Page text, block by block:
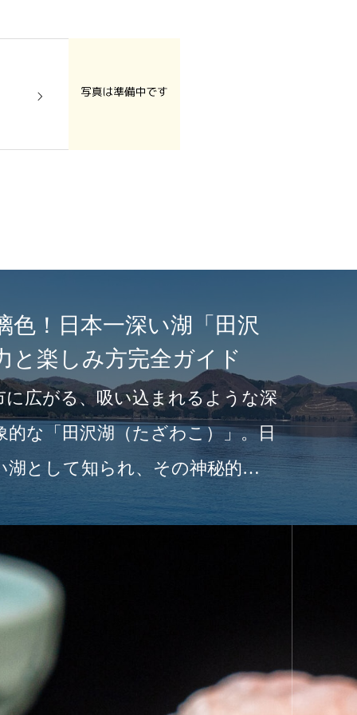
色！日本一深い湖「田沢
と楽しみ方完全ガイド
に広がる、吸い込まれるような深
的な「田沢湖（たざわこ）」。日
湖として知られ、その神秘的な
つ…